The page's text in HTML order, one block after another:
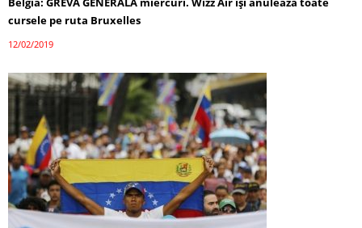
cursele pe ruta Bruxelles
12/02/2019